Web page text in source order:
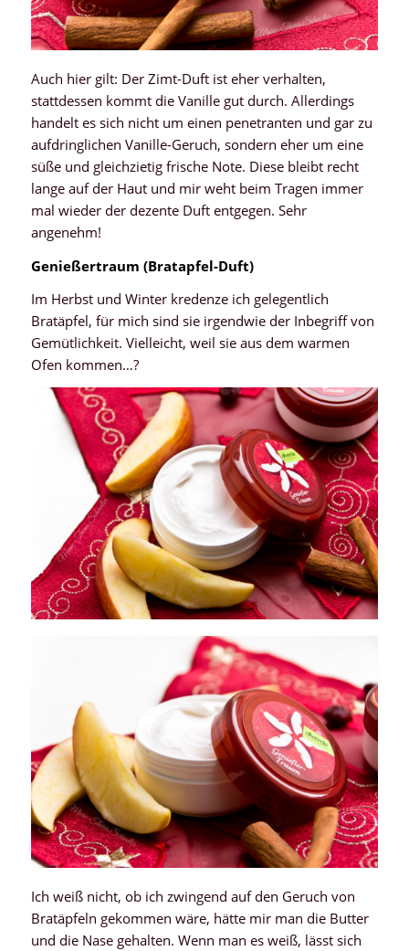
Auch hier gilt: Der Zimt-Duft ist eher verhalten,
stattdessen kommt die Vanille gut durch. Allerdings
handelt es sich nicht um einen penetranten und gar zu
aufdringlichen Vanille-Geruch, sondern eher um eine
süße und gleichzietig frische Note. Diese bleibt recht
lange auf der Haut und mir weht beim Tragen immer
mal wieder der dezente Duft entgegen. Sehr
angenehm!
Genießertraum (Bratapfel-Duft)
Im Herbst und Winter kredenze ich gelegentlich
Bratäpfel, für mich sind sie irgendwie der Inbegriff von
Gemütlichkeit. Vielleicht, weil sie aus dem warmen
Ofen kommen…?
Ich weiß nicht, ob ich zwingend auf den Geruch von
Bratäpfeln gekommen wäre, hätte mir man die Butter
und die Nase gehalten. Wenn man es weiß, lässt sich